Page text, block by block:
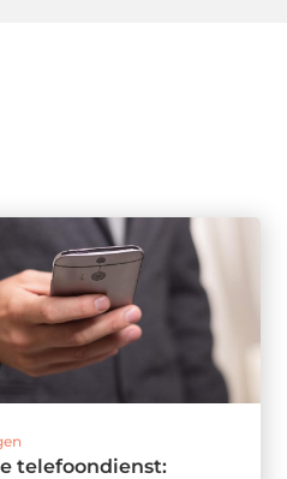
telefoondienst: